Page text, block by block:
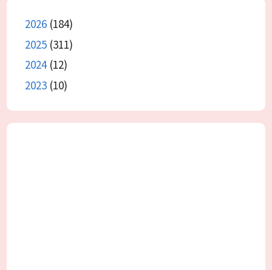
2026 (184)
2025 (311)
2024(12)
2023 (10)